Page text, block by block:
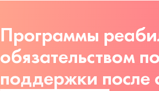
Программы
обязательством
поддержки после